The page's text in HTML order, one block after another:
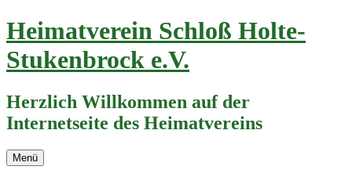
Zum
Inhalt
springen
Heimatverein Schloß Holte-
Stukenbrock e.V.
Herzlich Willkommen auf der
Internetseite des Heimatvereins
Menü